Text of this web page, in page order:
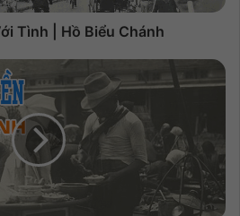
Tình | Hồ Biểu Chánh